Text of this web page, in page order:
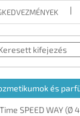
és
SPEED WAY (Ø